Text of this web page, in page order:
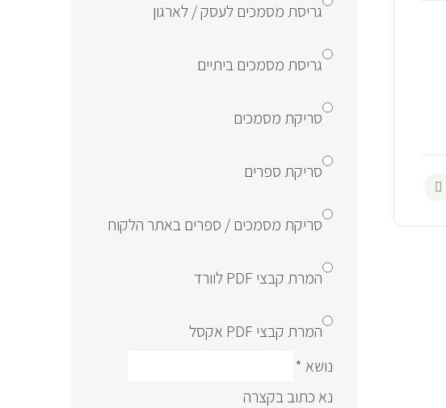
גריסת מסמכים לעסק / לארגון
גריסת מסמכים ביתיים
סריקת מסמכים
סריקת ספרים
סריקת מסמכים / ספרים באתר הלקוח
המרת קבצי PDF לוורד
המרת קבצי PDF אקסל
נושא *
נא כתוב בקצרה